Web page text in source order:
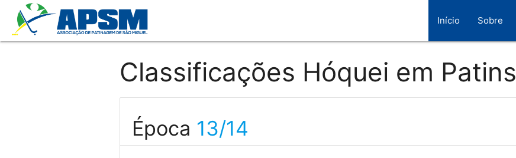
Início Sobre
Classificações Hóquei em Patins
Época 13/14